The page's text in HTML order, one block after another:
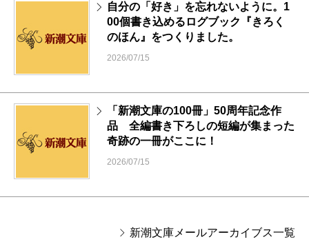
自分の「好き」を忘れないように。1
00個書き込めるログブック『きろく
のほん』をつくりました。
2026/07/15
「新潮文庫の100冊」50周年記念作
品 全編書き下ろしの短編が集まった
奇跡の一冊がここに！
2026/07/15
新潮文庫メールアーカイブス一覧